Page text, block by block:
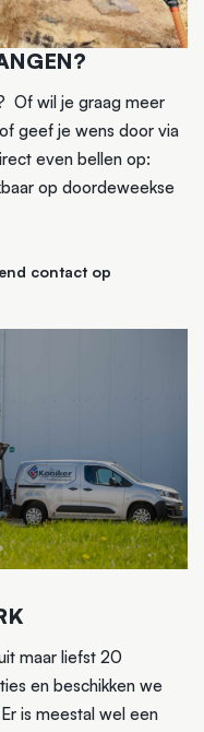
Of wil je graag meer
geef je wens door via
even bellen op:
op doordeweekse
contact op
maar liefst 20
en beschikken we
is meestal wel een